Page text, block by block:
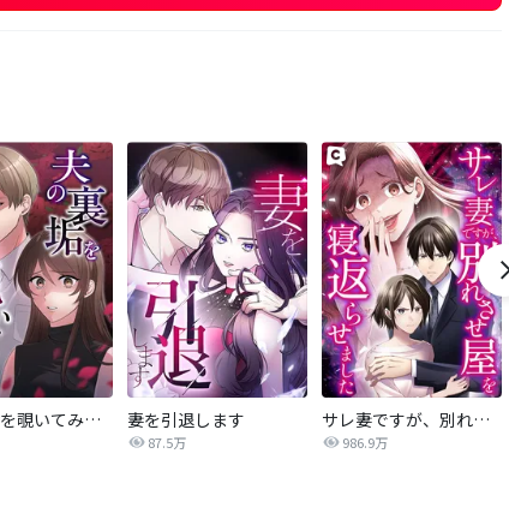
夫の裏垢を覗いてみたら 妻を引退します
87.5万
サレ妻ですが、別れさせ屋を寝返らせました
986.9万